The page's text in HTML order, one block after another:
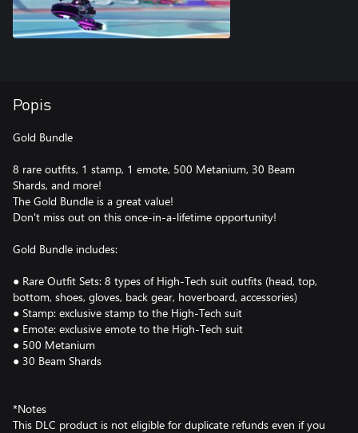
Popis
Gold Bundle
8 rare outfits, 1 stamp, 1 emote, 500 Metanium, 30 Beam
Shards, and more!
The Gold Bundle is a great value!
Don't miss out on this once-in-a-lifetime opportunity!
Gold Bundle includes:
● Rare Outfit Sets: 8 types of High-Tech suit outfits (head, top,
bottom, shoes, gloves, back gear, hoverboard, accessories)
● Stamp: exclusive stamp to the High-Tech suit
● Emote: exclusive emote to the High-Tech suit
● 500 Metanium
● 30 Beam Shards
*Notes
This DLC product is not eligible for duplicate refunds even if you